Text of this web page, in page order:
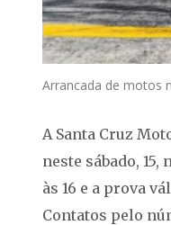
Arrancada de motos
A Santa Cruz
neste sábado,
às 16 e a prova
Contatos pelo